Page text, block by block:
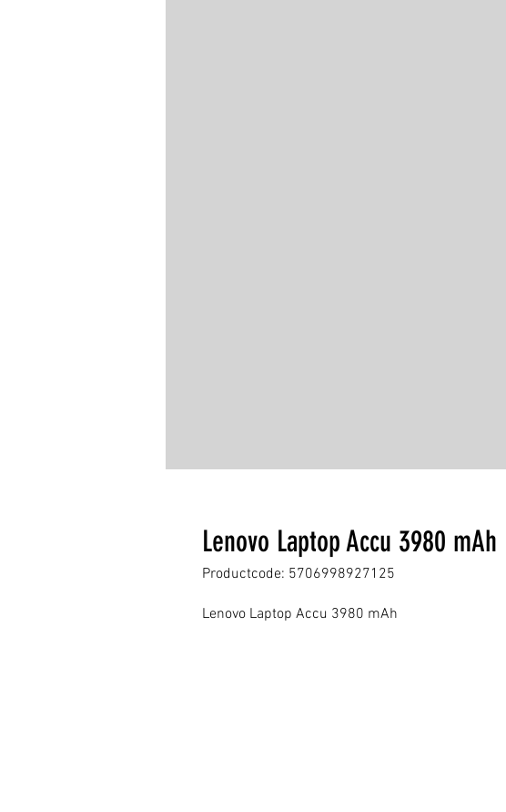
Lenovo Laptop Accu 3980 mAh
Productcode: 5706998927125
Lenovo Laptop Accu 3980 mAh